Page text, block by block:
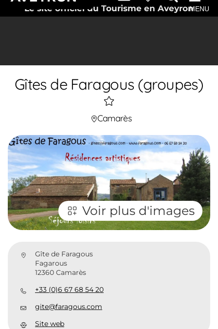
Le site officiel du Tourisme en AveyronMENU
Gîtes de Faragous (groupes)
1
étoiles
Camarès
Voir plus d'images
Gîte de Faragous
Fagarous
12360 Camarès
+33 (0)6 67 68 54 20
gite@faragous.com
Site web